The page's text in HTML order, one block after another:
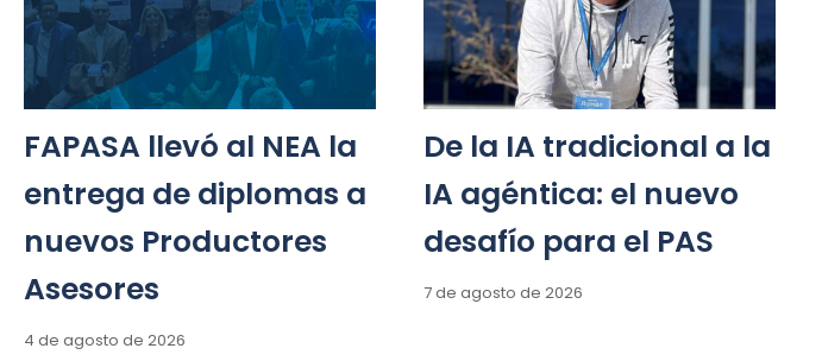
FAPASA llevó al NEA la
entrega de diplomas a
nuevos Productores
Asesores
4 de agosto de 2026
De la IA tradicional a la
IA agéntica: el nuevo
desafío para el PAS
7 de agosto de 2026